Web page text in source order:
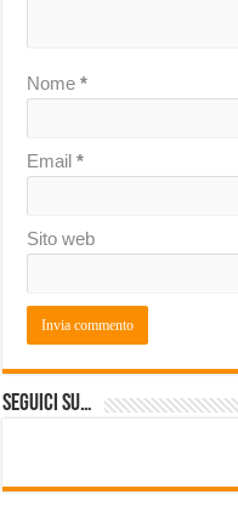
Nome*
Email*
Sito web
Seguici su…